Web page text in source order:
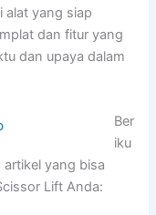
alat yang siap
dan fitur yang
dan upaya dalam
Ber
iku
yang bisa
Lift Anda: